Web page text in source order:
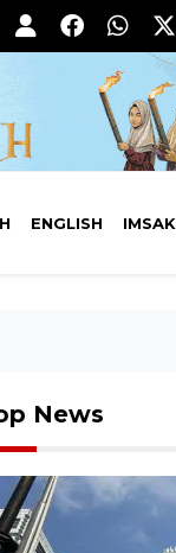
ENGLISH IMSAK
News